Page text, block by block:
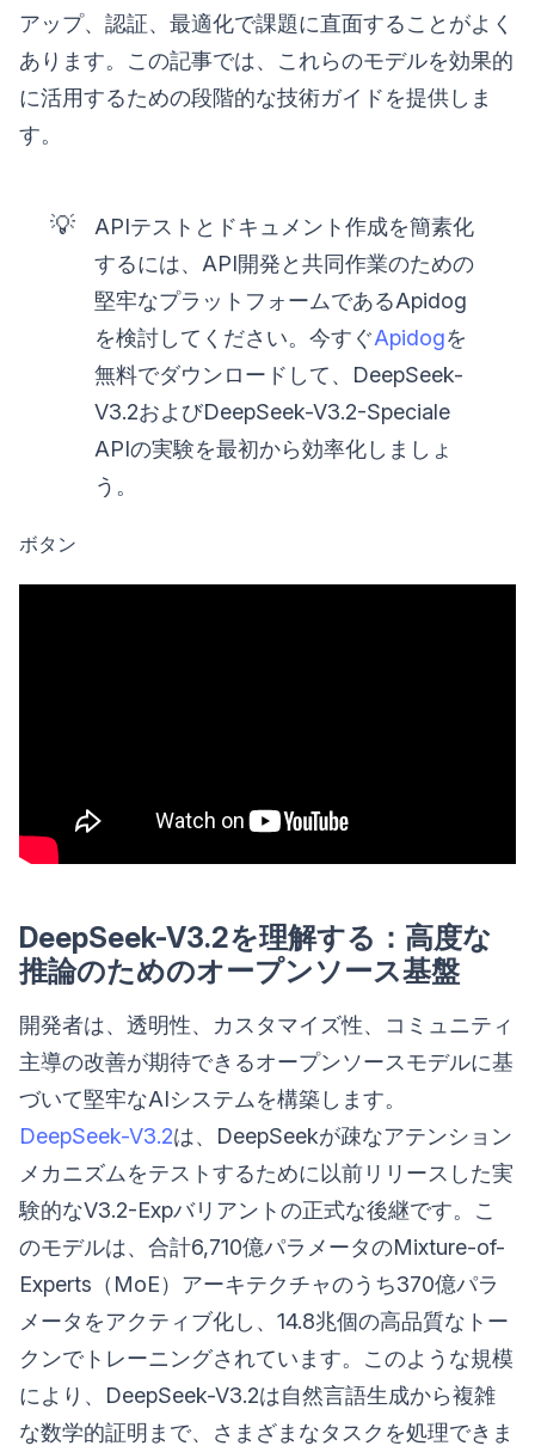
アップ、認証、最適化で課題に直面することがよく
あります。この記事では、これらのモデルを効果的
に活用するための段階的な技術ガイドを提供しま
す。
💡
APIテストとドキュメント作成を簡素化
するには、API開発と共同作業のための
堅牢なプラットフォームであるApidog
を検討してください。今すぐApidogを
無料でダウンロードして、DeepSeek-
V3.2およびDeepSeek-V3.2-Speciale
APIの実験を最初から効率化しましょ
う。
ボタン
DeepSeek-V3.2を理解する：高度な
推論のためのオープンソース基盤
開発者は、透明性、カスタマイズ性、コミュニティ
主導の改善が期待できるオープンソースモデルに基
づいて堅牢なAIシステムを構築します。
DeepSeek-V3.2は、DeepSeekが疎なアテンション
メカニズムをテストするために以前リリースした実
験的なV3.2-Expバリアントの正式な後継です。こ
のモデルは、合計6,710億パラメータのMixture-of-
Experts（MoE）アーキテクチャのうち370億パラ
メータをアクティブ化し、14.8兆個の高品質なトー
クンでトレーニングされています。このような規模
により、DeepSeek-V3.2は自然言語生成から複雑
な数学的証明まで、さまざまなタスクを処理できま